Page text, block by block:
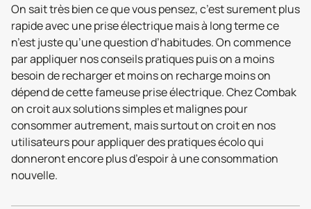
On sait très bien ce que vous pensez, c’est surement plus
rapide avec une prise électrique mais à long terme ce
n’est juste qu’une question d’habitudes. On commence
par appliquer nos conseils pratiques puis on a moins
besoin de recharger et moins on recharge moins on
dépend de cette fameuse prise électrique. Chez Combak
on croit aux solutions simples et malignes pour
consommer autrement, mais surtout on croit en nos
utilisateurs pour appliquer des pratiques écolo qui
donneront encore plus d’espoir à une consommation
nouvelle.